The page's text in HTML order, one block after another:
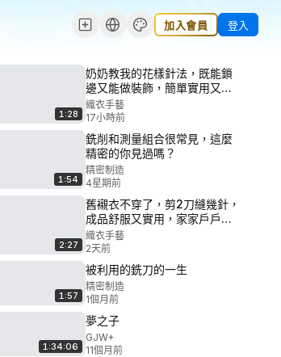
加入會員 登入
1:28
奶奶教我的花樣針法，既能鎖
邊又能做裝飾，簡單實用又漂
亮，快來學
織衣手藝
17小時前
1:54
銑削和測量組合很常見，這麼
精密的你見過嗎？
精密制造
4星期前
2:27
舊襯衣不穿了，剪2刀縫幾針，
成品舒服又實用，家家戶戶都
需要
織衣手藝
2天前
1:57
被利用的銑刀的一生
精密制造
1個月前
1:34:06
夢之子
GJW+
11個月前